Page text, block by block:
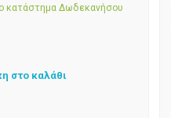
κατάστημα Δωδεκανήσου
στο καλάθι